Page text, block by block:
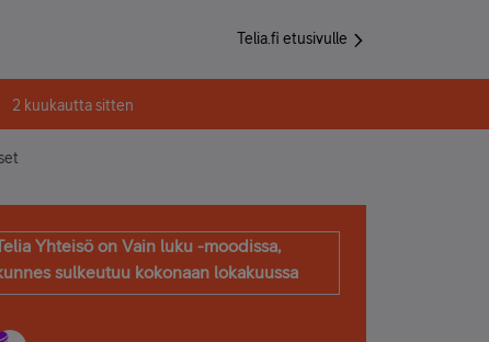
Telia.fi etusivulle
2 kuukautta sitten
Yhteisö on Vain luku -moodissa,
sulkeutuu kokonaan lokakuussa